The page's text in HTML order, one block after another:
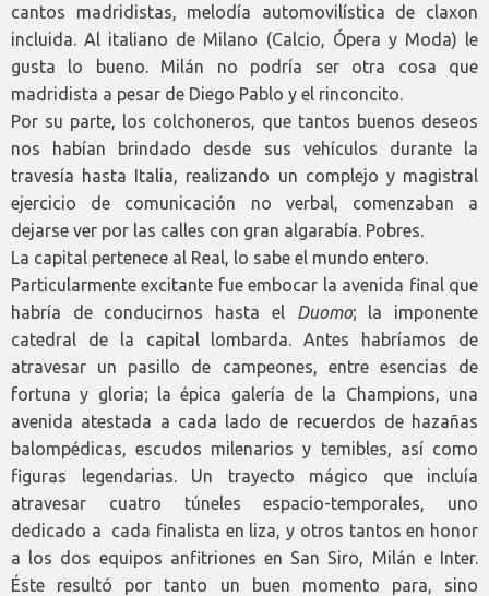
cantos madridistas, melodía automovilística de claxon
incluida. Al italiano de Milano (Calcio, Ópera y Moda) le
gusta lo bueno. Milán no podría ser otra cosa que
madridista a pesar de Diego Pablo y el rinconcito.
Por su parte, los colchoneros, que tantos buenos deseos
nos habían brindado desde sus vehículos durante la
travesía hasta Italia, realizando un complejo y magistral
ejercicio de comunicación no verbal, comenzaban a
dejarse ver por las calles con gran algarabía. Pobres.
La capital pertenece al Real, lo sabe el mundo entero.
Particularmente excitante fue embocar la avenida final que
habría de conducirnos hasta el Duomo; la imponente
catedral de la capital lombarda. Antes habríamos de
atravesar un pasillo de campeones, entre esencias de
fortuna y gloria; la épica galería de la Champions, una
avenida atestada a cada lado de recuerdos de hazañas
balompédicas, escudos milenarios y temibles, así como
figuras legendarias. Un trayecto mágico que incluía
atravesar cuatro túneles espacio-temporales, uno
dedicado a cada finalista en liza, y otros tantos en honor
a los dos equipos anfitriones en San Siro, Milán e Inter.
Éste resultó por tanto un buen momento para, sino